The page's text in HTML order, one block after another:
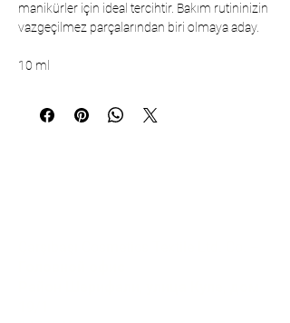
manikürler için ideal tercihtir. Bakım rutininizin
vazgeçilmez parçalarından biri olmaya aday.
10 ml